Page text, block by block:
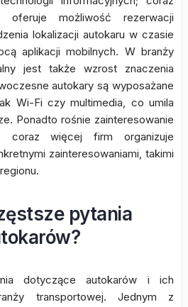
oferuje możliwość rezerwacji
lokalizacji autokaru w czasie
aplikacji mobilnych. W branży
jest także wzrost znaczenia
autokary są wyposażane
Wi-Fi czy multimedia, co umila
Ponadto rośnie zainteresowanie
coraz więcej firm organizuje
zainteresowaniami, takimi
pytania
dotyczące autokarów i ich
transportowej. Jednym z